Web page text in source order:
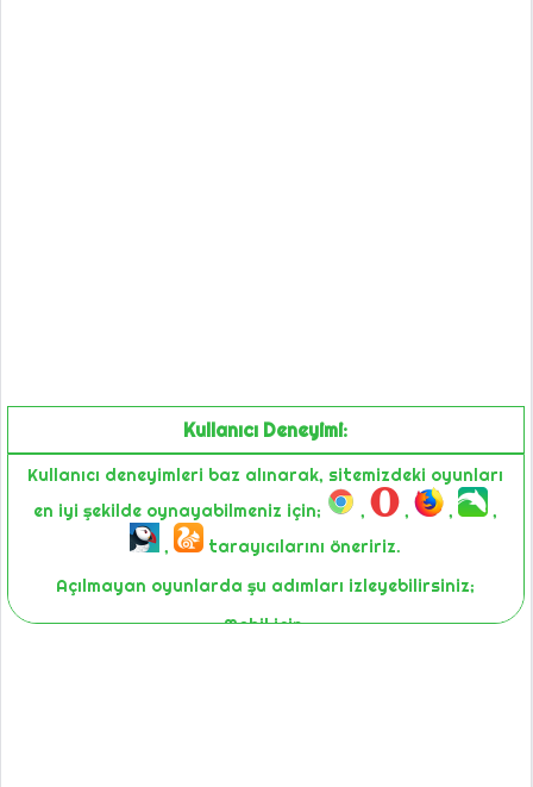
Kullanıcı Deneyimi:
Kullanıcı deneyimleri baz alınarak, sitemizdeki oyunları
en iyi şekilde oynayabilmeniz için;
, , ,
,
,
tarayıcılarını öneririz.
Açılmayan oyunlarda şu adımları izleyebilirsiniz;
Mobil için;